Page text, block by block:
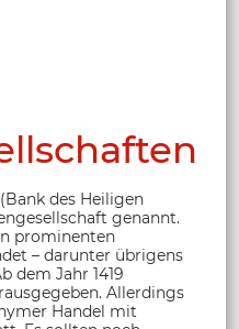
des Heiligen
genannt.
prominenten
– darunter übrigens
dem Jahr 1419
Allerdings
Handel mit